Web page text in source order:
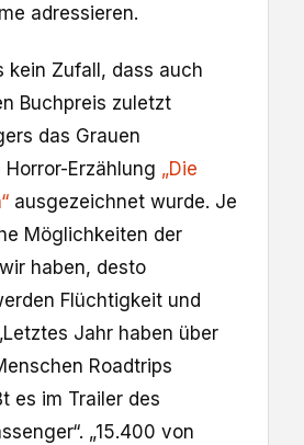
adressieren.
kein Zufall, dass auch
Buchpreis zuletzt
das Grauen
Erzählung „Die
ausgezeichnet wurde. Je
Möglichkeiten der
haben, desto
Flüchtigkeit und
Jahr haben über
Roadtrips
es im Trailer des
„15.400 von